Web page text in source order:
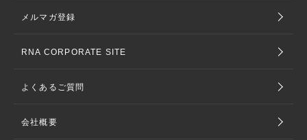
メルマガ登録
RNA CORPORATE SITE
よくあるご質問
会社概要